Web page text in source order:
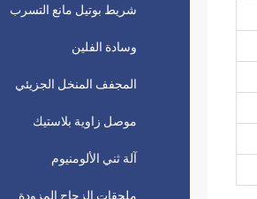
شريط بوتيل مانع التسرب
وسادة الفلين
المجفف المنخل الجزيئي
موصل زاوية بلاستيك
آلة ثني الألومنيوم
ملحقات الزجاج المزودة